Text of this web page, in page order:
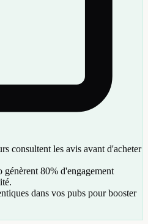
consultent les avis avant d'acheter
génèrent 80% d'engagement
dans vos pubs pour booster